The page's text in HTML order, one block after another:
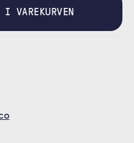
I VAREKURVEN